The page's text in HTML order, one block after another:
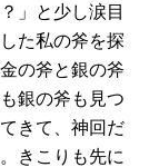
」と少し涙目
た私の斧を探
の斧と銀の斧
銀の斧も見つ
きて、神回だ
きこりも先に